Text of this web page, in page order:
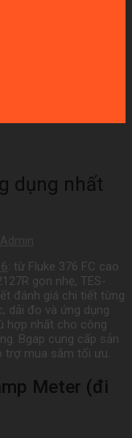
dụng nhất
: từ Fluke 376 FC cao
gọn nhẹ, TES-
đánh giá chi tiết từng
dải đo và ứng dụng
hợp nhất cho công
Bgap cung cấp sản
trợ mua sắm tối ưu.
Meter (đi